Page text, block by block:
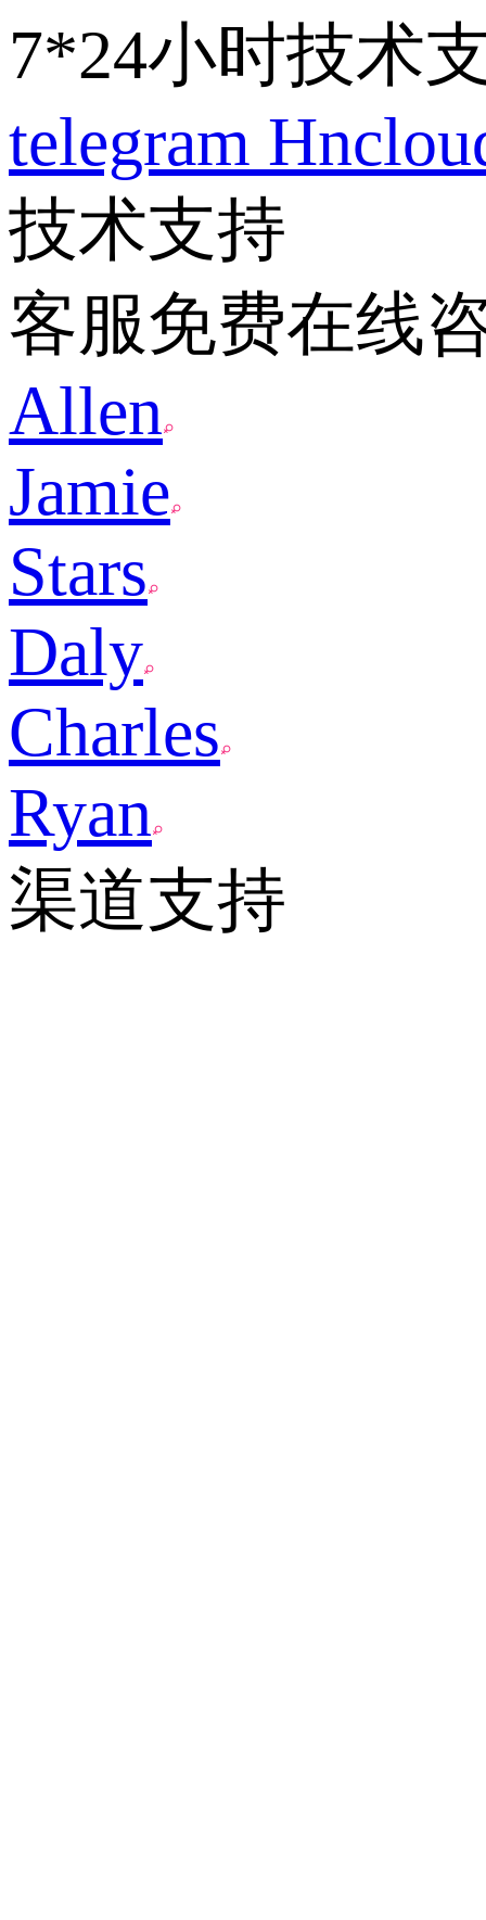
7*24小时技术
telegram
技术支持
客服免费在线
Allen
Jamie
Stars
Daly
Charles
Ryan
渠道支持